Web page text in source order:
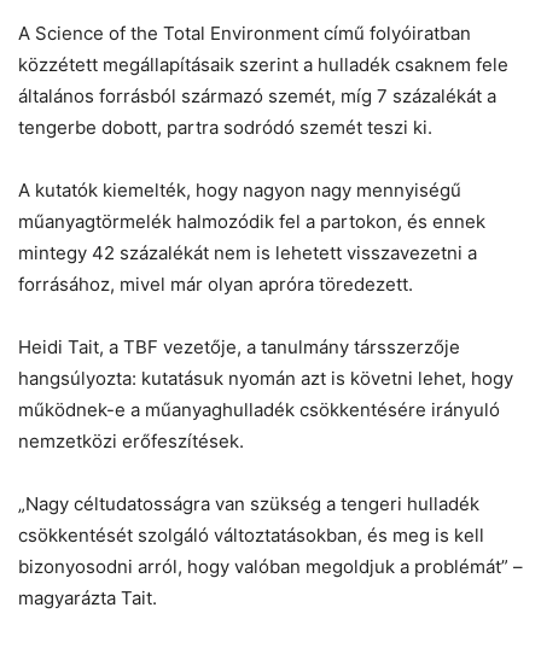
A Science of the Total Environment című folyóiratban
közzétett megállapításaik szerint a hulladék csaknem fele
általános forrásból származó szemét, míg 7 százalékát a
tengerbe dobott, partra sodródó szemét teszi ki.
A kutatók kiemelték, hogy nagyon nagy mennyiségű
műanyagtörmelék halmozódik fel a partokon, és ennek
mintegy 42 százalékát nem is lehetett visszavezetni a
forrásához, mivel már olyan apróra töredezett.
Heidi Tait, a TBF vezetője, a tanulmány társszerzője
hangsúlyozta: kutatásuk nyomán azt is követni lehet, hogy
működnek-e a műanyaghulladék csökkentésére irányuló
nemzetközi erőfeszítések.
„Nagy céltudatosságra van szükség a tengeri hulladék
csökkentését szolgáló változtatásokban, és meg is kell
bizonyosodni arról, hogy valóban megoldjuk a problémát” –
magyarázta Tait.